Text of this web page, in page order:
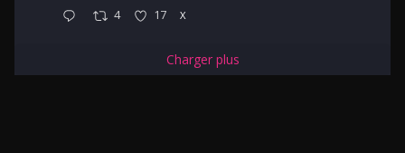
4 17 X
Charger plus